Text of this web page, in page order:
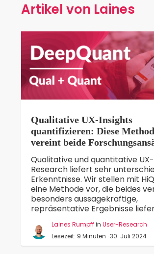
Artikel von Laines
Qualitative UX-Insights
quantifizieren: Diese
vereint beide
Qualitative und quantitative UX-
Research liefert sehr
Erkenntnisse. Wir stellen mit
eine Methode vor, die beides
besonders aussagekräftige,
repräsentative Ergebnisse
Laines Rumpffin User-Research
Lesezeit: 9 Minuten · 30. Juli 2024